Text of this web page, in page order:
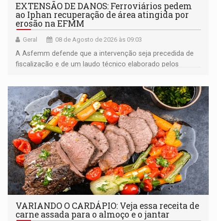
EXTENSÃO DE DANOS: Ferroviários pedem
ao Iphan recuperação de área atingida por
erosão na EFMM
Geral 08 de Agosto de 2026 às 09:03
A Asfemm defende que a intervenção seja precedida de
fiscalização e de um laudo técnico elaborado pelos
VARIANDO O CARDÁPIO: Veja essa receita de
carne assada para o almoço e o jantar